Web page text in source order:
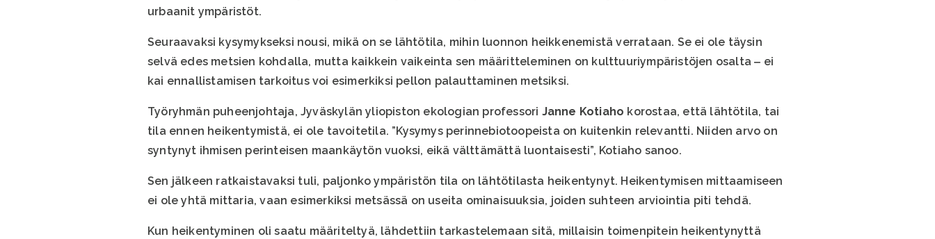
urbaanit ympäristöt.
Seuraavaksi kysymykseksi nousi, mikä on se lähtötila, mihin luonnon heikkenemistä verrataan. Se ei ole täysin
selvä edes metsien kohdalla, mutta kaikkein vaikeinta sen määritteleminen on kulttuuriympäristöjen osalta ‒ ei
kai ennallistamisen tarkoitus voi esimerkiksi pellon palauttaminen metsiksi.
Työryhmän puheenjohtaja, Jyväskylän yliopiston ekologian professori Janne Kotiaho korostaa, että lähtötila, tai
tila ennen heikentymistä, ei ole tavoitetila. ”Kysymys perinnebiotoopeista on kuitenkin relevantti. Niiden arvo on
syntynyt ihmisen perinteisen maankäytön vuoksi, eikä välttämättä luontaisesti”, Kotiaho sanoo.
Sen jälkeen ratkaistavaksi tuli, paljonko ympäristön tila on lähtötilasta heikentynyt. Heikentymisen mittaamiseen
ei ole yhtä mittaria, vaan esimerkiksi metsässä on useita ominaisuuksia, joiden suhteen arviointia piti tehdä.
Kun heikentyminen oli saatu määriteltyä, lähdettiin tarkastelemaan sitä, millaisin toimenpitein heikentynyttä